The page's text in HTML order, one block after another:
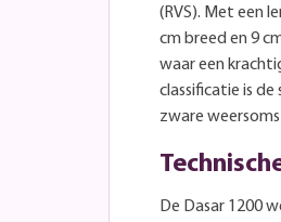
(RVS). Met een
cm breed en 9
waar een
classificatie is
zware
De Dasar 1200